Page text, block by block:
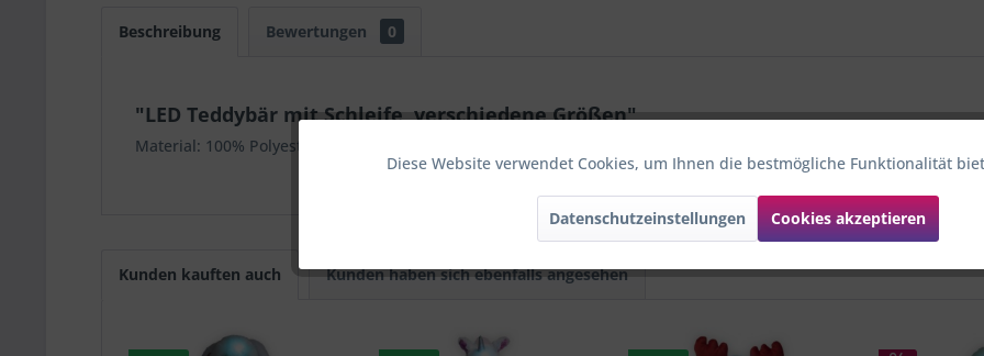
Beschreibung Bewertungen 0
"LED Teddybär mit Schleife, verschiedene Größen"
Material: 100% Polyester
Kunden kauften auch Kunden haben sich ebenfalls angesehen
FunktionaleDiese Website verwendet Cookies, um Ihnen die bestmögliche Funktionalität
Datenschutzeinstellungen Cookies akzeptieren